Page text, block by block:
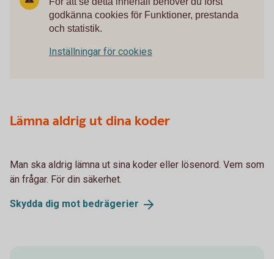
godkänna cookies för Funktioner, prestanda
och statistik.
Inställningar för cookies
Lämna aldrig ut dina koder
Man ska aldrig lämna ut sina koder eller lösenord. Vem som
än frågar. För din säkerhet.
Skydda dig mot bedrägerier